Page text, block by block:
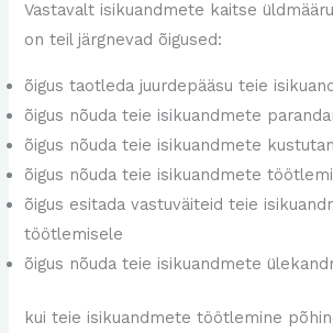
Vastavalt isikuandmete kaitse
on teil järgnevad õigused:
õigus taotleda juurdepääsu teie
õigus nõuda teie isikuandmete
õigus nõuda teie isikuandmete
õigus nõuda teie isikuandmete
õigus esitada vastuväiteid teie
töötlemisele
õigus nõuda teie isikuandmete
kui teie isikuandmete töötlemine